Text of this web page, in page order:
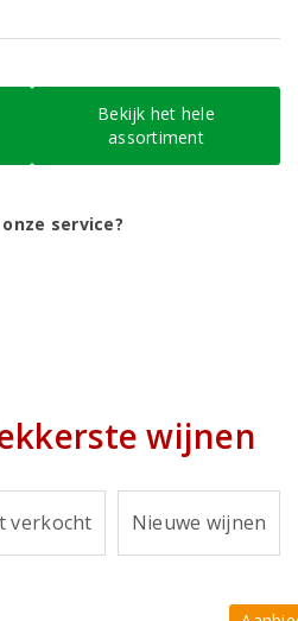
Bekijk het hele
assortiment
service?
wijnen
verkocht Nieuwe wijnen